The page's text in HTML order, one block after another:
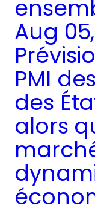
Aug
PMI
des
alors